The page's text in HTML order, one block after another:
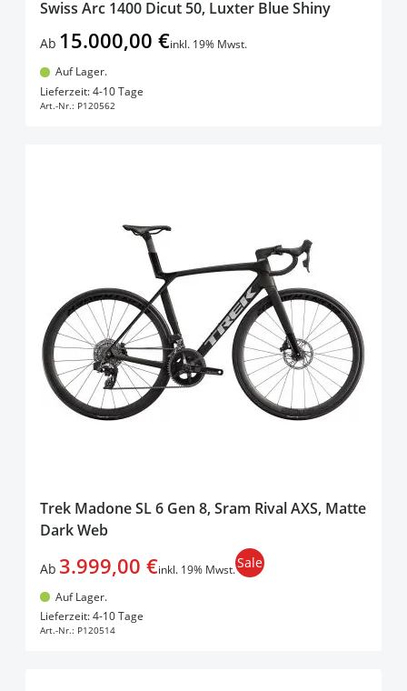
Swiss Arc 1400 Dicut 50, Luxter Blue Shiny
Ab 15.000,00 €inkl. 19% Mwst.
Auf Lager.
Lieferzeit: 4-10 Tage
Art.-Nr.: P120562
Trek Madone SL 6 Gen 8, Sram Rival AXS, Matte
Dark Web
Ab 3.999,00 €inkl. 19% Mwst.Sale
Auf Lager.
Lieferzeit: 4-10 Tage
Art.-Nr.: P120514